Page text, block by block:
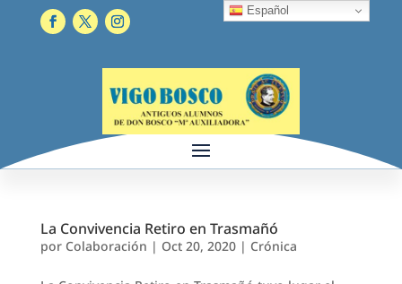
La Convivencia Retiro en Trasmañó
por Colaboración | Oct 20, 2020| Crónica
Español